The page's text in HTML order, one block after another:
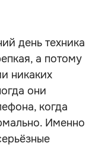
день техника
а потому
никаких
они
когда
Именно